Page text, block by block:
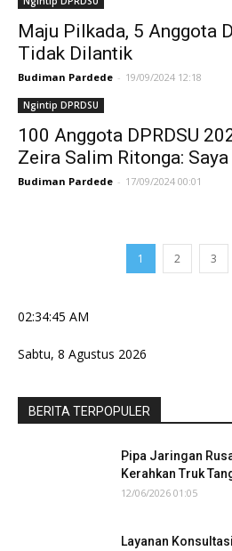
Maju Pilkada, 5 Anggota
Tidak Dilantik
Budiman Pardede - 19/09/2024 12:18
Ngintip DPRDSU
100 Anggota DPRDSU
Zeira Salim Ritonga:
Budiman Pardede - 17/09/2024 00:01
1 2 3
02:34:45 AM
Sabtu, 8 Agustus 2026
BERITA TERPOPULER
Pipa Jaringan
Kerahkan Truk
12/06/2026 01:05
Layanan